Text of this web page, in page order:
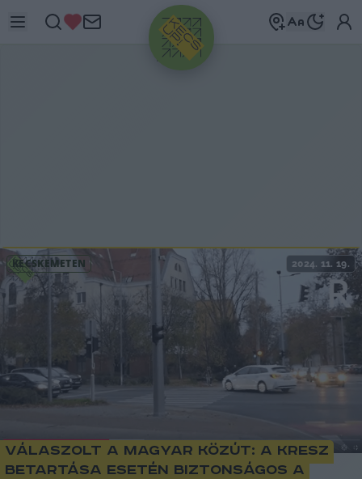
HIRDETÉS
KECSKEMÉTEN 2024. 11. 19.
Válaszolt a Magyar Közút: a KRESZ
betartása esetén biztonságos a